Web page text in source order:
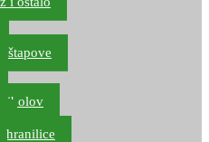
štapove
ribolov
hranilice